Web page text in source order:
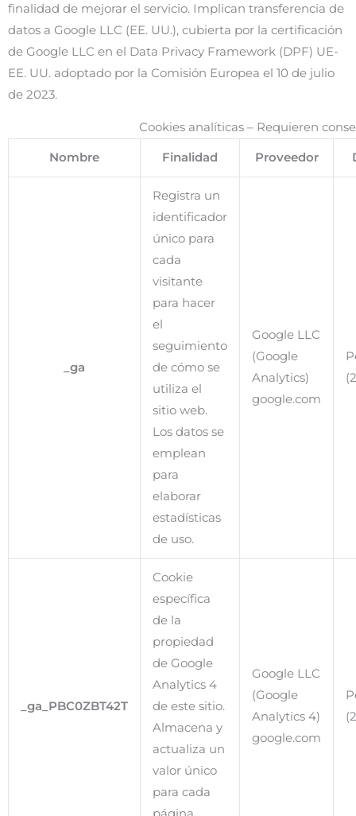
finalidad de mejorar el servicio. Implican transferencia de
datos a Google LLC (EE. UU.), cubierta por la certificación
de Google LLC en el Data Privacy Framework (DPF) UE-
EE. UU. adoptado por la Comisión Europea el 10 de julio
de 2023.
Cookies analíticas – Requieren
Nombre Finalidad Proveedor
_ga
Registra un
identificador
único para
cada
visitante
para hacer
el
seguimiento
de cómo se
utiliza el
sitio web.
Los datos se
emplean
para
elaborar
estadísticas
de uso.
Google LLC
(Google
Analytics)
google.com
_ga_PBC0ZBT42T
Cookie
específica
de la
propiedad
de Google
Analytics 4
de este sitio.
Almacena y
actualiza un
valor único
para cada
Google LLC
(Google
Analytics 4)
google.com